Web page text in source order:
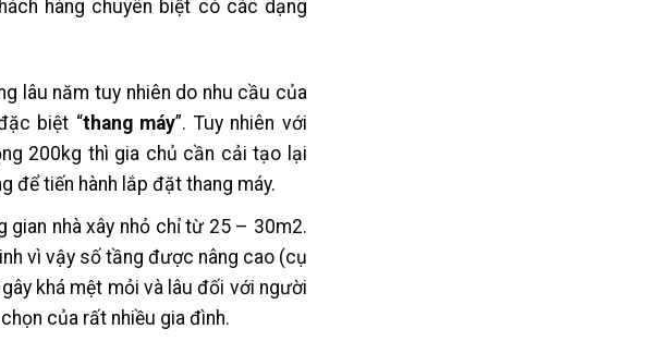
hàng chuyên biệt có các dạng
lâu năm tuy nhiên do nhu cầu của
biệt “thang máy”. Tuy nhiên với
200kg thì gia chủ cần cải tạo lại
để tiến hành lắp đặt thang máy.
gian nhà xây nhỏ chỉ từ 25 – 30m2.
vì vậy số tầng được nâng cao (cụ
khá mệt mỏi và lâu đối với người
của rất nhiều gia đình.